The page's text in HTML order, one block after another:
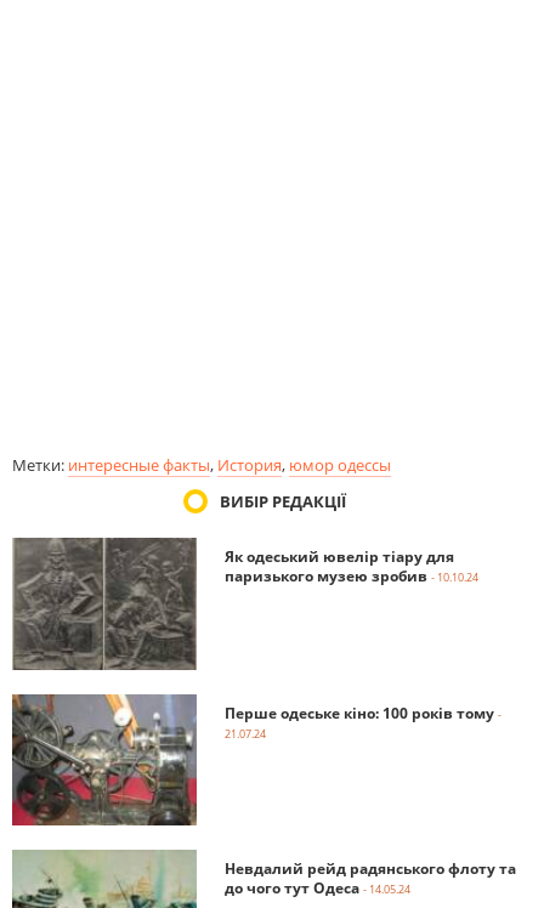
Метки: интересные факты, История, юмор одессы
ВИБІР РЕДАКЦІЇ
Як одеський ювелір тіару для
паризького музею зробив - 10.10.24
Перше одеське кіно: 100 років тому -
21.07.24
Невдалий рейд радянського флоту та
до чого тут Одеса - 14.05.24